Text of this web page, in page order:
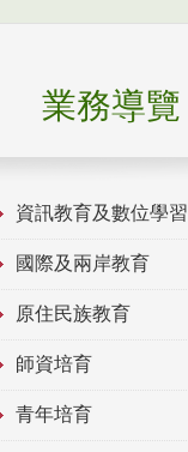
業務導覽
資訊教育及數位學習
國際及兩岸教育
原住民族教育
師資培育
青年培育